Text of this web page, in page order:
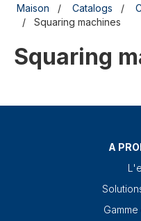
Maison Catalogs
Squaring machines
Squaring
A